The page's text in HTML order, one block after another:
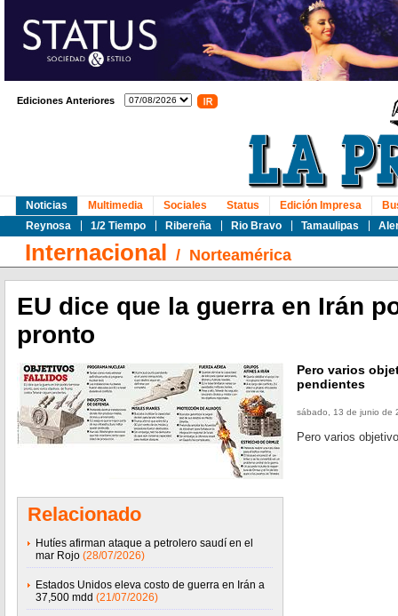
Ediciones Anteriores
Noticias
Reynosa
1/2 Tiempo Ribereña Rio Bravo Tamaulipas
Multimedia Sociales Status Edición Impresa
Internacional / Norteamérica
EU dice que la guerra en Irán
pronto
Relacionado
Hutíes afirman ataque a petrolero saudí en el
mar Rojo (28/07/2026)
Estados Unidos eleva costo de guerra en Irán a
37,500 mdd (21/07/2026)
Pero varios
pendientes
sábado, 13 de junio de
Pero varios